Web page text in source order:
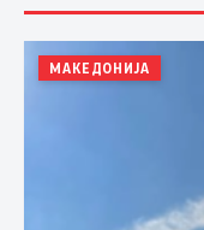
МАКЕДОНИЈА